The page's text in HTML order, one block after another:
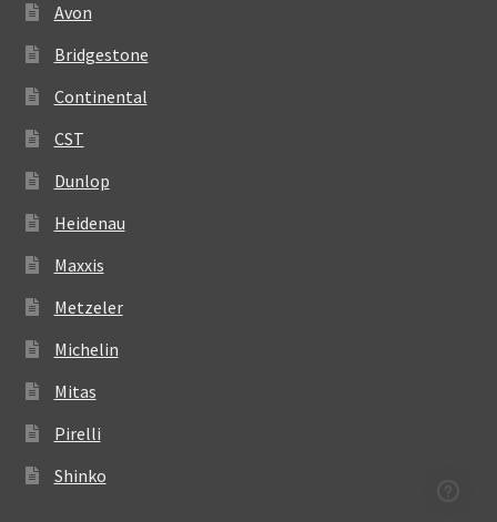
Avon
Bridgestone
Continental
CST
Dunlop
Heidenau
Maxxis
Metzeler
Michelin
Mitas
Pirelli
Shinko